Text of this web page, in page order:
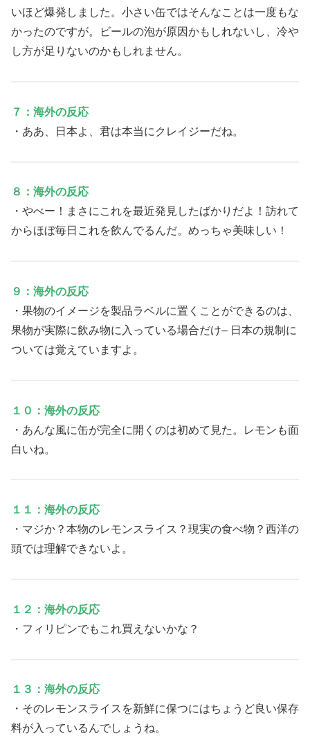
いほど爆発しました。小さい缶ではそんなことは一度もな
かったのですが。ビールの泡が原因かもしれないし、冷や
し方が足りないのかもしれません。
７：海外の反応
・ああ、日本よ、君は本当にクレイジーだね。
８：海外の反応
・やべー！まさにこれを最近発見したばかりだよ！訪れて
からほぼ毎日これを飲んでるんだ。めっちゃ美味しい！
９：海外の反応
・果物のイメージを製品ラベルに置くことができるのは、
果物が実際に飲み物に入っている場合だけ– 日本の規制に
ついては覚えていますよ。
１０：海外の反応
・あんな風に缶が完全に開くのは初めて見た。レモンも面
白いね。
１１：海外の反応
・マジか？本物のレモンスライス？現実の食べ物？西洋の
頭では理解できないよ。
１２：海外の反応
・フィリピンでもこれ買えないかな？
１３：海外の反応
・そのレモンスライスを新鮮に保つにはちょうど良い保存
料が入っているんでしょうね。